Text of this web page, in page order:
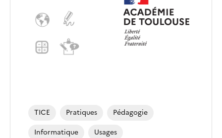
TICE Pratiques
Pédagogie
Informatique
Usages